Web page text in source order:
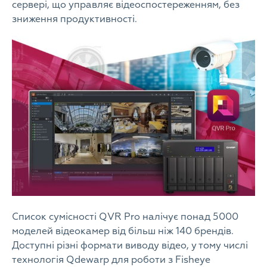
сервері, що управляє відеоспостереженням, без
зниження продуктивності.
Список сумісності QVR Pro налічує понад 5000
моделей відеокамер від більш ніж 140 брендів.
Доступні різні формати виводу відео, у тому числі
технологія Qdewarp для роботи з Fisheye